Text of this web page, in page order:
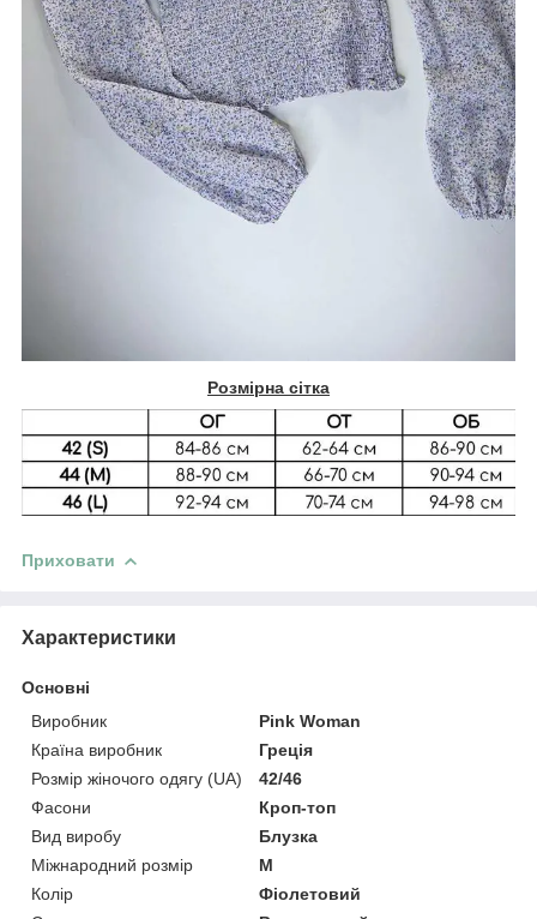
Розмірна сітка
Приховати
Характеристики
Основні
Виробник
Pink Woman
Країна виробник
Греція
Розмір жіночого одягу (UA)
42/46
Фасони
Кроп-топ
Вид виробу
Блузка
Міжнародний розмір
M
Колір
Фіолетовий